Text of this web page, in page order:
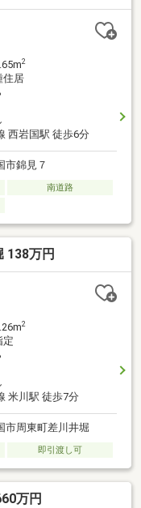
2
居
西岩国駅 徒歩6分
市錦見７
南道路
138万円
2
米川駅 徒歩7分
市周東町差川井堀
即引渡し可
万円